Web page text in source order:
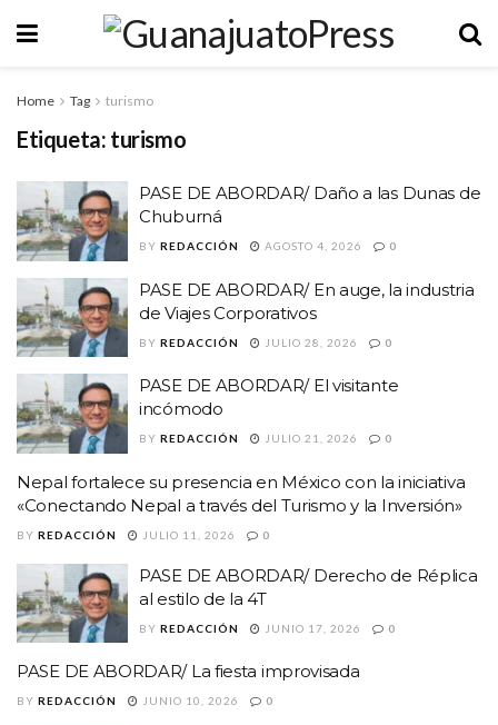
Home Tag turismo
Etiqueta: turismo
PASE DE ABORDAR/ Daño a las Dunas de
Chuburná
BY REDACCIÓN AGOSTO 4, 2026 0
PASE DE ABORDAR/ En auge, la industria
de Viajes Corporativos
BY REDACCIÓN JULIO 28, 2026 0
PASE DE ABORDAR/ El visitante
incómodo
BY REDACCIÓN JULIO 21, 2026 0
Nepal fortalece su presencia en México con la iniciativa
«Conectando Nepal a través del Turismo y la Inversión»
BY REDACCIÓN JULIO 11, 2026 0
PASE DE ABORDAR/ Derecho de Réplica
al estilo de la 4T
BY REDACCIÓN JUNIO 17, 2026 0
PASE DE ABORDAR/ La fiesta improvisada
BY REDACCIÓN JUNIO 10, 2026 0